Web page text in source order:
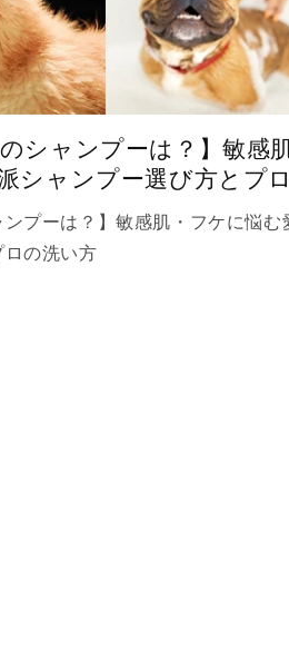
シャンプーは？】敏感
シャンプー選び方とプ
ンプーは？】敏感肌・フケに悩
の洗い方